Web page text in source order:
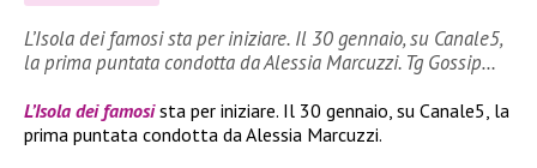
L’Isola dei famosi sta per iniziare. Il 30 gennaio, su Canale5,
la prima puntata condotta da Alessia Marcuzzi. Tg Gossip…
L’Isola dei famosi sta per iniziare. Il 30 gennaio, su Canale5, la
prima puntata condotta da Alessia Marcuzzi.